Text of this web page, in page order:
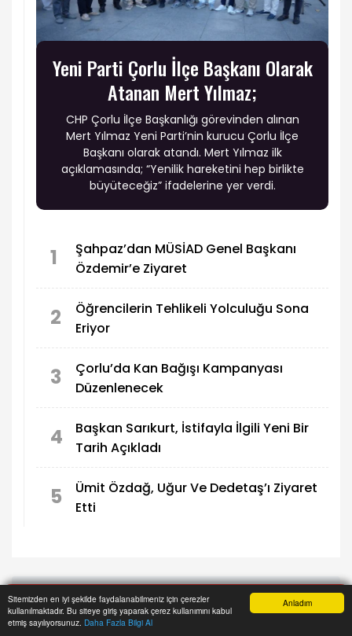
Anladım
Sitemizden en iyi şekilde faydalanabilmeniz için çerezler
kullanılmaktadır. Bu siteye giriş yaparak çerez kullanımını kabul
etmiş sayılıyorsunuz. Daha Fazla Bilgi Al
Yeni Parti Çorlu İlçe Başkanı Olarak
Atanan Mert Yılmaz;
CHP Çorlu İlçe Başkanlığı görevinden alınan
Mert Yılmaz Yeni Parti’nin kurucu Çorlu İlçe
Başkanı olarak atandı. Mert Yılmaz ilk
açıklamasında; “Yenilik hareketini hep birlikte
büyüteceğiz” ifadelerine yer verdi.
1
Şahpaz’dan MÜSİAD Genel Başkanı
Özdemir’e Ziyaret
2
Öğrencilerin Tehlikeli Yolculuğu Sona
Eriyor
3
Çorlu’da Kan Bağışı Kampanyası
Düzenlenecek
4
Başkan Sarıkurt, İstifayla İlgili Yeni Bir
Tarih Açıkladı
5
Ümit Özdağ, Uğur Ve Dedetaş’ı Ziyaret
Etti
Çevreyi Kirletenlere Geçit Yok
Anasayfa Yazarlar Haber Ara İhbar Hattı Menu